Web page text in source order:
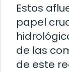
Estos
papel
de las
de este